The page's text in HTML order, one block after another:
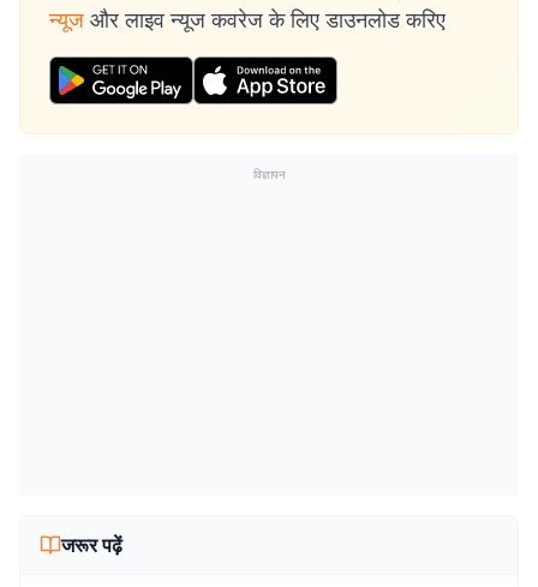
न्यूज और लाइव न्यूज कवरेज के लिए डाउनलोड करिए
विज्ञापन
जरूर पढ़ें